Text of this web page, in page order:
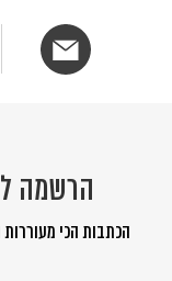
הרשמה
הכתבות הכי